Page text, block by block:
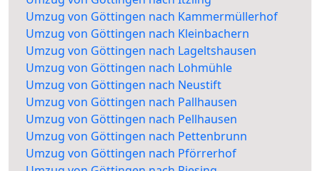
Umzug von Göttingen nach Kammermüllerhof
Umzug von Göttingen nach Kleinbachern
Umzug von Göttingen nach Lageltshausen
Umzug von Göttingen nach Lohmühle
Umzug von Göttingen nach Neustift
Umzug von Göttingen nach Pallhausen
Umzug von Göttingen nach Pellhausen
Umzug von Göttingen nach Pettenbrunn
Umzug von Göttingen nach Pförrerhof